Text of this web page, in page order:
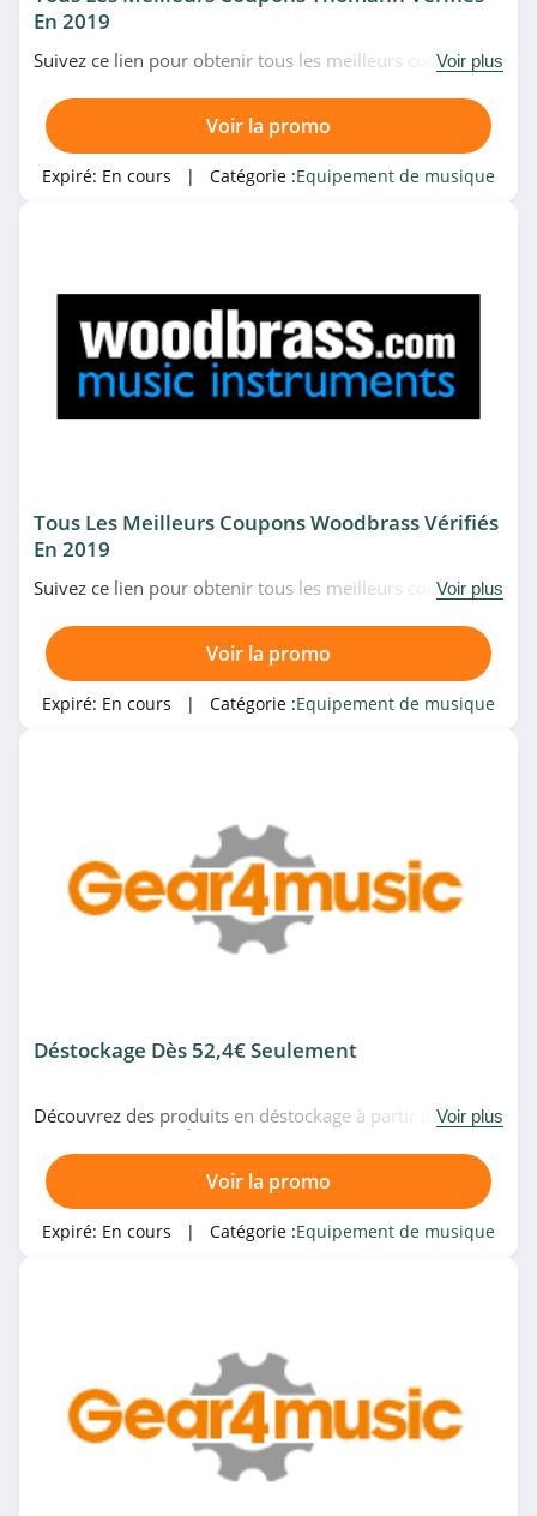
En 2019
Suivez ce lien pour obtenir tous les meilleurs codes
Venez très vite!
Voir plus
Voir la promo
Expiré: En cours | Catégorie :Equipement de musique
Tous Les Meilleurs Coupons Woodbrass Vérifiés
En 2019
Suivez ce lien pour obtenir tous les meilleurs code
du moment. Venez vite!
Voir plus
Voir la promo
Expiré: En cours | Catégorie :Equipement de musique
Déstockage Dès 52,4€ Seulement
Découvrez des produits en déstockage à partir de 52,4€
Voir plus
Voir la promo
Expiré: En cours | Catégorie :Equipement de musique